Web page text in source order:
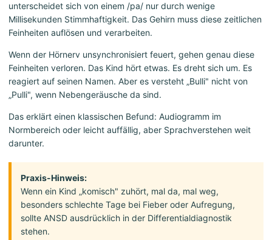
unterscheidet sich von einem /pa/ nur durch wenige
Millisekunden Stimmhaftigkeit. Das Gehirn muss diese zeitlichen
Feinheiten auflösen und verarbeiten.
Wenn der Hörnerv unsynchronisiert feuert, gehen genau diese
Feinheiten verloren. Das Kind hört etwas. Es dreht sich um. Es
reagiert auf seinen Namen. Aber es versteht „Bulli" nicht von
„Pulli", wenn Nebengeräusche da sind.
Das erklärt einen klassischen Befund: Audiogramm im
Normbereich oder leicht auffällig, aber Sprachverstehen weit
darunter.
Praxis-Hinweis:
Wenn ein Kind „komisch" zuhört, mal da, mal weg,
besonders schlechte Tage bei Fieber oder Aufregung,
sollte ANSD ausdrücklich in der Differentialdiagnostik
stehen.